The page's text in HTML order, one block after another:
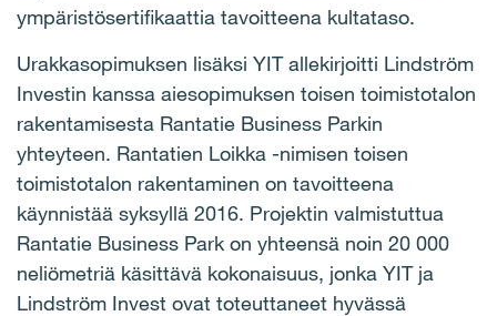
ympäristösertifikaattia tavoitteena kultataso.
Urakkasopimuksen lisäksi YIT allekirjoitti Lindström
Investin kanssa aiesopimuksen toisen toimistotalon
rakentamisesta Rantatie Business Parkin
yhteyteen. Rantatien Loikka -nimisen toisen
toimistotalon rakentaminen on tavoitteena
käynnistää syksyllä 2016. Projektin valmistuttua
Rantatie Business Park on yhteensä noin 20 000
neliömetriä käsittävä kokonaisuus, jonka YIT ja
Lindström Invest ovat toteuttaneet hyvässä